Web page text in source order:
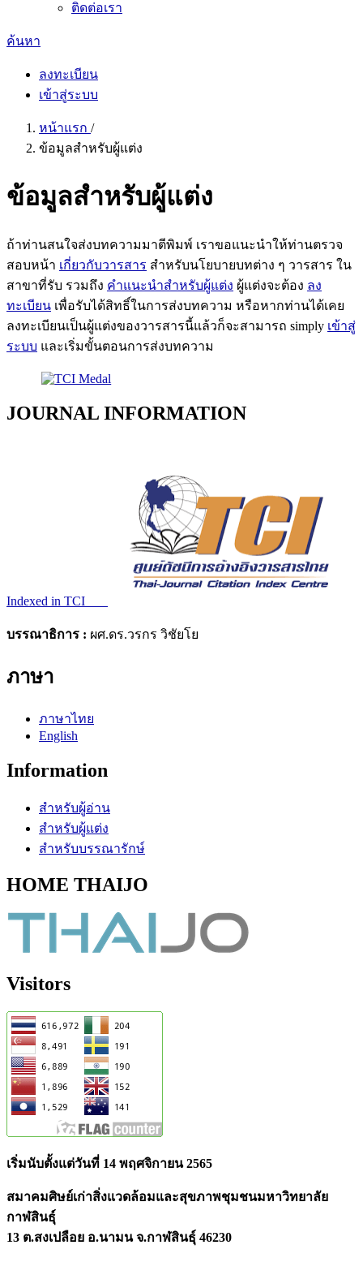
ติดต่อเรา
ค้นหา
ลงทะเบียน
เข้าสู่ระบบ
หน้าแรก /
ข้อมูลสำหรับผู้แต่ง
ข้อมูลสำหรับผู้แต่ง
ถ้าท่านสนใจส่งบทความมาตีพิมพ์ เราขอแนะนำให้ท่านตรวจ
สอบหน้า เกี่ยวกับวารสาร สำหรับนโยบายบทต่าง ๆ วารสาร ใน
สาขาที่รับ รวมถึง คำแนะนำสำหรับผู้แต่ง ผู้แต่งจะต้อง ลง
ทะเบียน เพื่อรับได้สิทธิ์ในการส่งบทความ หรือหากท่านได้เคย
ลงทะเบียนเป็นผู้แต่งของวารสารนี้แล้วก็จะสามารถ simply เข้าสู่
ระบบ และเริ่มขั้นตอนการส่งบทความ
JOURNAL INFORMATION
Indexed in TCI
บรรณาธิการ : ผศ.ดร.วรกร วิชัยโย
ภาษา
ภาษาไทย
English
Information
สำหรับผู้อ่าน
สำหรับผู้แต่ง
สำหรับบรรณารักษ์
HOME THAIJO
Visitors
เริ่มนับตั้งแต่วันที่ 14 พฤศจิกายน 2565
สมาคมศิษย์เก่าสิ่งแวดล้อมและสุขภาพชุมชนมหาวิทยาลัย
กาฬสินธุ์
13 ต.สงเปลือย อ.นามน จ.กาฬสินธุ์ 46230